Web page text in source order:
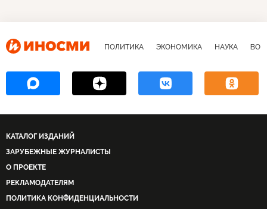
ПОЛИТИКА ЭКОНОМИКА НАУКА
КАТАЛОГ ИЗДАНИЙ
ЗАРУБЕЖНЫЕ ЖУРНАЛИСТЫ
О ПРОЕКТЕ
РЕКЛАМОДАТЕЛЯМ
ПОЛИТИКА КОНФИДЕНЦИАЛЬНОСТИ